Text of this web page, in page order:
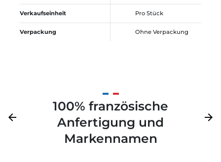
Verkaufseinheit Pro Stück
Verpackung Ohne Verpackung
Zurück
arrow_back
100% französische
Anfertigung und
Markennamen
Weiter
arrow_forward